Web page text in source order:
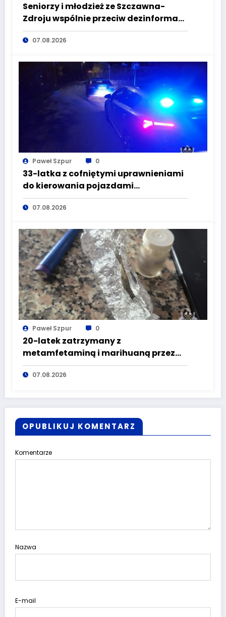
Seniorzy i młodzież ze Szczawna-
Zdroju wspólnie przeciw dezinformacji
i manipulacji
07.08.2026
Paweł Szpur 0
33-latka z cofniętymi uprawnieniami
do kierowania pojazdami
wyeliminowana z lokalnych dróg
07.08.2026
Paweł Szpur 0
20-latek zatrzymany z
metamfetaminą i marihuaną przez
głuszyckich policjantów
07.08.2026
OPUBLIKUJ KOMENTARZ
Komentarze
Nazwa
E-mail